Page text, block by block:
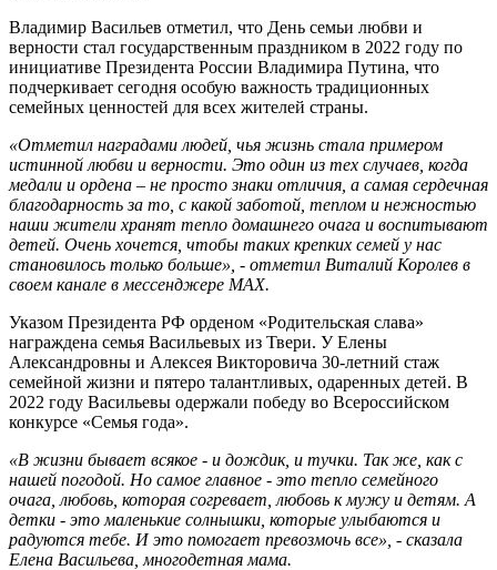
Владимир Васильев отметил, что День семьи любви и
верности стал государственным праздником в 2022 году по
инициативе Президента России Владимира Путина, что
подчеркивает сегодня особую важность традиционных
семейных ценностей для всех жителей страны.
«Отметил наградами людей, чья жизнь стала примером
истинной любви и верности. Это один из тех случаев, когда
медали и ордена – не просто знаки отличия, а самая сердечная
благодарность за то, с какой заботой, теплом и нежностью
наши жители хранят тепло домашнего очага и воспитывают
детей. Очень хочется, чтобы таких крепких семей у нас
становилось только больше», - отметил Виталий Королев в
своем канале в мессенджере MAX.
Указом Президента РФ орденом «Родительская слава»
награждена семья Васильевых из Твери. У Елены
Александровны и Алексея Викторовича 30-летний стаж
семейной жизни и пятеро талантливых, одаренных детей. В
2022 году Васильевы одержали победу во Всероссийском
конкурсе «Семья года».
«В жизни бывает всякое - и дождик, и тучки. Так же, как с
нашей погодой. Но самое главное - это тепло семейного
очага, любовь, которая согревает, любовь к мужу и детям. А
детки - это маленькие солнышки, которые улыбаются и
радуются тебе. И это помогает превозмочь все», - сказала
Елена Васильева, многодетная мама.